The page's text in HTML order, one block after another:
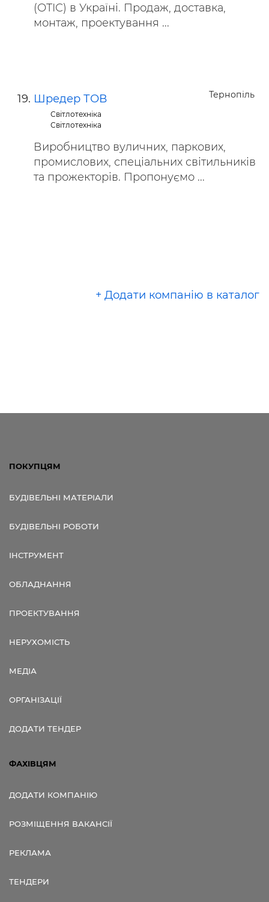
(ОТІС) в Україні. Продаж, доставка,
монтаж, проектування ...
Тернопіль
Шредер ТОВ
Світлотехніка
Світлотехніка
Виробництво вуличних, паркових,
промислових, спеціальних світильників
та прожекторів. Пропонуємо ...
+ Додати компанію в каталог
ПОКУПЦЯМ
БУДІВЕЛЬНІ МАТЕРІАЛИ
БУДІВЕЛЬНІ РОБОТИ
ІНСТРУМЕНТ
ОБЛАДНАННЯ
ПРОЕКТУВАННЯ
НЕРУХОМІСТЬ
МЕДІА
ОРГАНІЗАЦІЇ
ДОДАТИ ТЕНДЕР
ФАХІВЦЯМ
ДОДАТИ КОМПАНІЮ
РОЗМІЩЕННЯ ВАКАНСІЇ
РЕКЛАМА
ТЕНДЕРИ